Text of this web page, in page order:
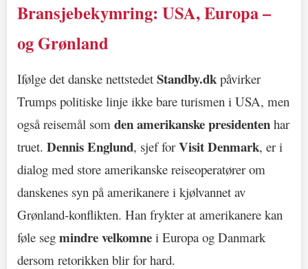
Bransjebekymring: USA, Europa –
og Grønland
Ifølge det danske nettstedet Standby.dk påvirker
Trumps politiske linje ikke bare turismen i USA, men
også reisemål som den amerikanske presidenten har
truet. Dennis Englund, sjef forVisit Denmark, er i
dialog med store amerikanske reiseoperatører om
danskenes syn på amerikanere i kjølvannet av
Grønland-konflikten. Han frykter at amerikanere kan
føle seg mindre velkomne i Europa og Danmark
dersom retorikken blir for hard.